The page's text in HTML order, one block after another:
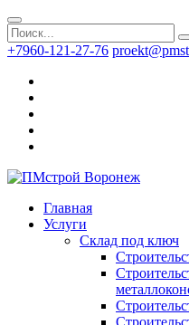
+7960-121-27-76
Главная
Услуги
Склад под ключ